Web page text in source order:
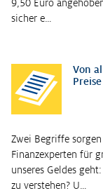
9,50 Euro
sicher e…
Von
Zwei Begriffe
Finanzexperten für
unseres Geldes
zu verstehen? U…